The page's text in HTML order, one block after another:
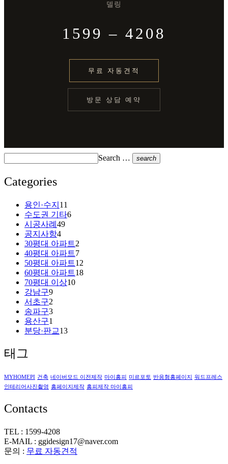
델링
1599 – 4208
무료 자동견적
방문 상담 예약
Search … search
Categories
용인·수지 11
수도권 기타6
시공사례 49
공지사항4
30평대 아파트2
40평대 아파트7
50평대 아파트12
60평대 아파트18
70평대 이상10
강남구9
서초구2
송파구3
용산구1
분당·판교13
태그
MYHOMEPI 건축 네이버모드 이전제작 마이홈피 미르포토 반응형홈페이지
워드프레스
인테리어사진촬영 홈페이지제작 홈피제작 마이홈피
Contacts
TEL : 1599-4208
E-MAIL : ggidesign17@naver.com
문의 : 무료 자동견적